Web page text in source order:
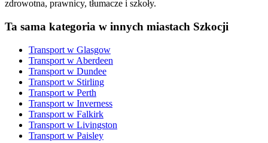
zdrowotna, prawnicy, tłumacze i szkoły.
Ta sama kategoria w innych miastach Szkocji
Transport w Glasgow
Transport w Aberdeen
Transport w Dundee
Transport w Stirling
Transport w Perth
Transport w Inverness
Transport w Falkirk
Transport w Livingston
Transport w Paisley